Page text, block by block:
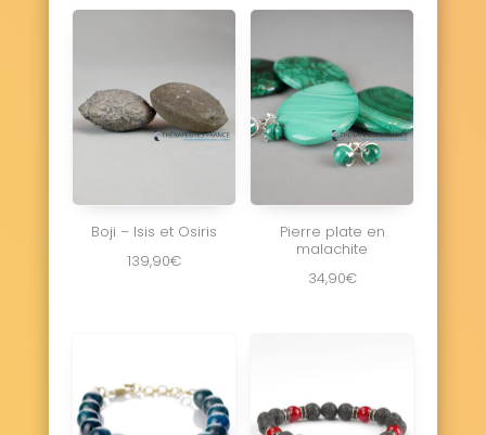
Boji – Isis et Osiris
139,90€
Pierre plate en
malachite
34,90€